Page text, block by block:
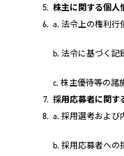
株主に関する個人
a. 法令上の権利行
b. 法令に基づく記
c. 株主優待等の諸
採用応募者に関す
a. 採用選考および
b. 採用応募者への